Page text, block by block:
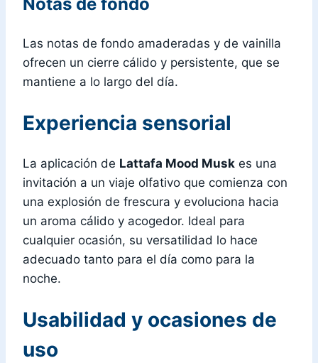
Las notas de fondo amaderadas y de vainilla
ofrecen un cierre cálido y persistente, que se
mantiene a lo largo del día.
Experiencia sensorial
La aplicación de Lattafa Mood Musk es una
invitación a un viaje olfativo que comienza con
una explosión de frescura y evoluciona hacia
un aroma cálido y acogedor. Ideal para
cualquier ocasión, su versatilidad lo hace
adecuado tanto para el día como para la
noche.
Usabilidad y ocasiones de
uso